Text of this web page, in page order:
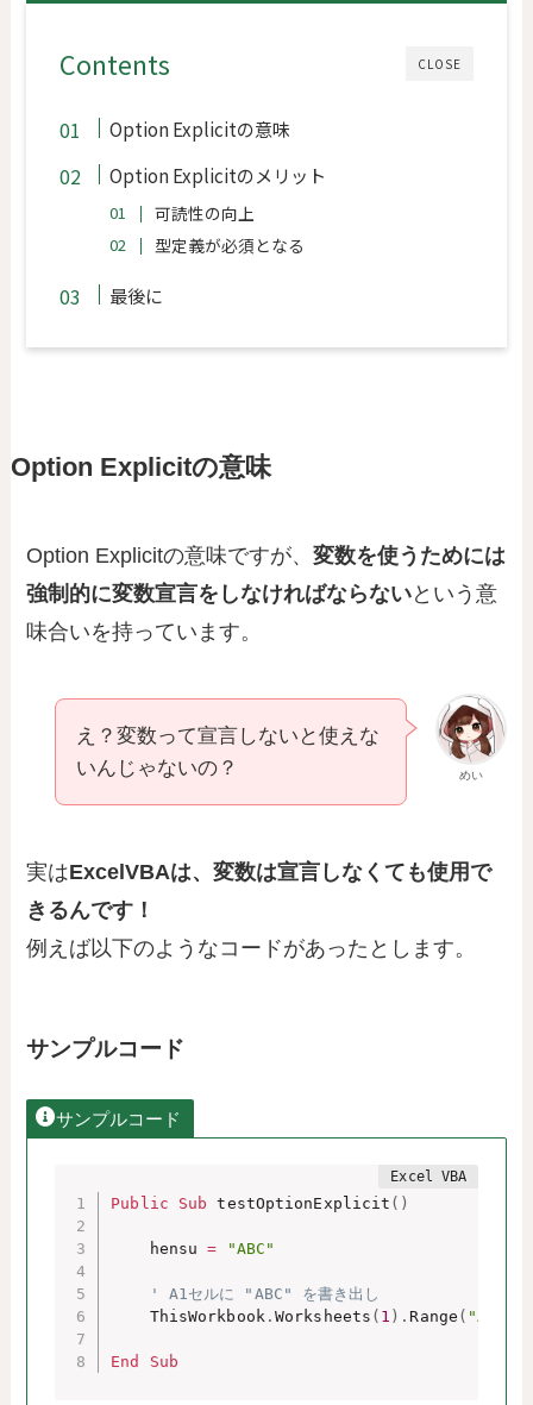
CLOSE
Contents
Option Explicitの意味
Option Explicitのメリット
可読性の向上
型定義が必須となる
最後に
Option Explicitの意味
Option Explicitの意味ですが、変数を使うためには
強制的に変数宣言をしなければならないという意
味合いを持っています。
めい
え？変数って宣言しないと使えな
いんじゃないの？
実はExcelVBAは、変数は宣言しなくても使用で
きるんです！
例えば以下のようなコードがあったとします。
サンプルコード
サンプルコード
Public Sub testOptionExplicit ( )
    hensu
= "ABC"
' A1セルに "ABC" を書き出し
    ThisWorkbook
. Worksheets ( 1 ) . Range ( "A1"
End Sub